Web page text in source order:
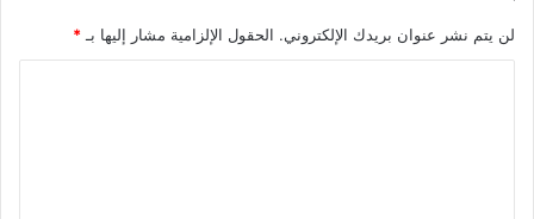
لن يتم نشر عنوان بريدك الإلكتروني. الحقول الإلزامية مشار إليها بـ *